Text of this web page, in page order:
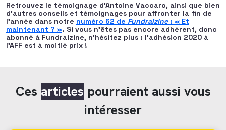
Retrouvez le témoignage d’Antoine Vaccaro, ainsi que bien
d’autres conseils et témoignages pour affronter la fin de
l’année dans notre numéro 62 de Fundraizine : « Et
maintenant ? ». Si vous n’êtes pas encore adhérent, donc
abonné à Fundraizine, n’hésitez plus : l’adhésion 2020 à
l’AFF est à moitié prix !
Ces articles pourraient aussi vous
intéresser